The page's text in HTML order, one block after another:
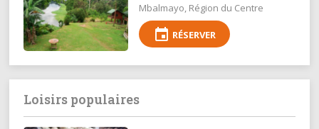
Mbalmayo, Région du Centre
event RÉSERVER
Loisirs populaires